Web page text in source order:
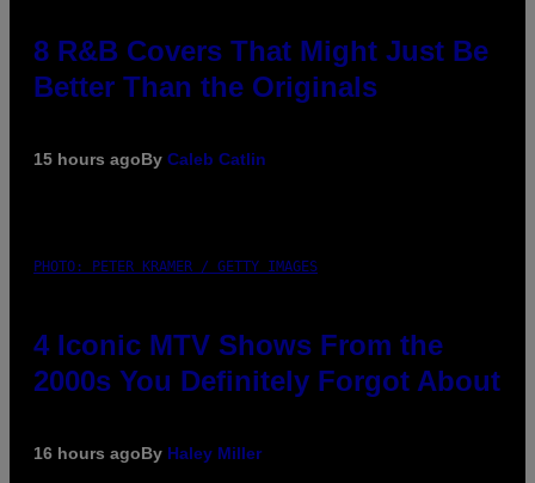
8 R&B Covers That Might Just Be
Better Than the Originals
15 hours agoBy Caleb Catlin
PHOTO: PETER KRAMER / GETTY IMAGES
4 Iconic MTV Shows From the
2000s You Definitely Forgot About
16 hours agoBy Haley Miller